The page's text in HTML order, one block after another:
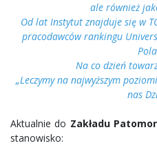
ale również
Od lat Instytut znajduje się w
pracodawców rankingu
Na co dzień
„Leczymy na najwyższym
nas
Aktualnie do Zakładu
stanowisko: